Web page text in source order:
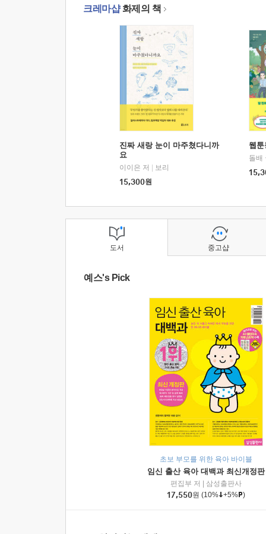
크레마샵화제의 책
진짜 새랑 눈이 마주쳤다니까
요
이이은 저
보리
15,300원
웹
돌배
도서
예스's Pick
초보 부모를 위한 육아 바이블
임신 출산 육아 대백과 최신개정판
편집부 저
삼성출판사
17,550원 (10% +5% )
중고샵